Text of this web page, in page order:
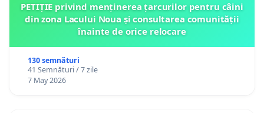
PETIȚIE privind menținerea țarcurilor pentru câini
din zona Lacului Noua și consultarea comunității
înainte de orice relocare
130 semnături
41 Semnături / 7 zile
7 May 2026